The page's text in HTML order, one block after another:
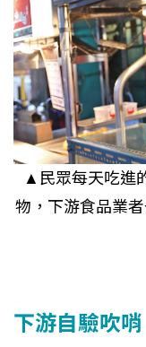
▲民眾每天吃進
物，下游食品業
下游自驗吹